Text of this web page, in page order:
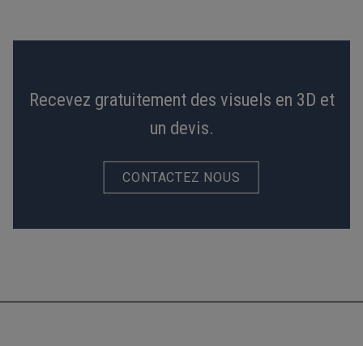
Recevez gratuitement des visuels en 3D et
un devis.
CONTACTEZ NOUS